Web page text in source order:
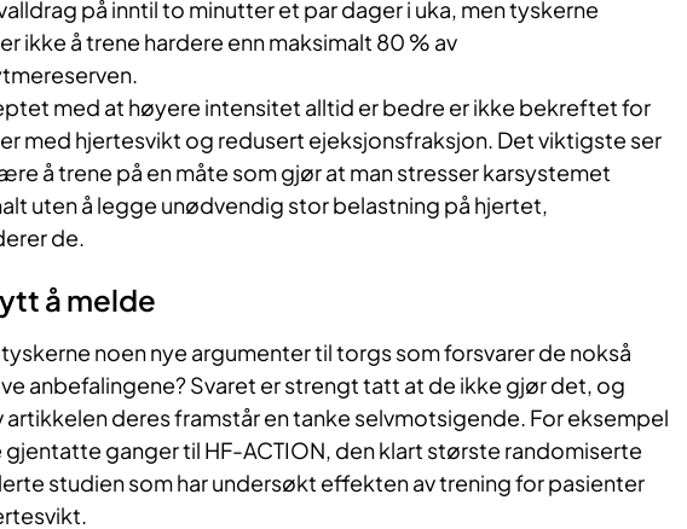
på inntil to minutter et par dager i uka, men tyskerne
ikke å trene hardere enn maksimalt 80 % av
med at høyere intensitet alltid er bedre er ikke bekreftet for
med hjertesvikt og redusert ejeksjonsfraksjon. Det viktigste ser
å trene på en måte som gjør at man stresser karsystemet
uten å legge unødvendig stor belastning på hjertet,
de.
å melde
noen nye argumenter til torgs som forsvarer de nokså
anbefalingene? Svaret er strengt tatt at de ikke gjør det, og
artikkelen deres framstår en tanke selvmotsigende. For eksempel
gjentatte ganger til HF-ACTION, den klart største randomiserte
studien som har undersøkt effekten av trening for pasienter